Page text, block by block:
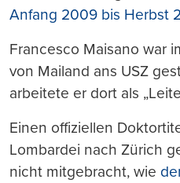
Anfang 2009 bis Herbst
Francesco Maisano war
von Mailand ans USZ
arbeitete er dort als
Einen offiziellen
Lombardei nach Zürich
nicht mitgebracht, wie